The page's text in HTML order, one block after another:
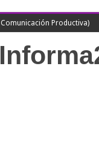
Comunicación Productiva)